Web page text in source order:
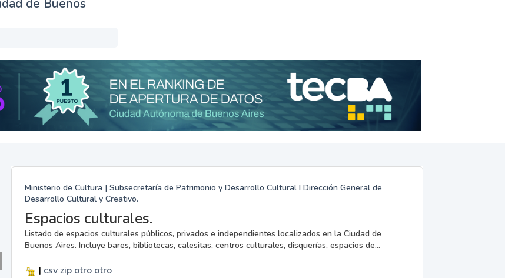
de Buenos
Ministerio de Cultura | Subsecretaría de Patrimonio y Desarrollo Cultural I Dirección General de
Desarrollo Cultural y Creativo.
Espacios culturales.
Listado de espacios culturales públicos, privados e independientes localizados en la Ciudad de
Buenos Aires. Incluye bares, bibliotecas, calesitas, centros culturales, disquerías, espacios de...
| csvzip otro otro